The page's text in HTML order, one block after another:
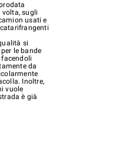
volta, sugli
usati e
si
le bande
da
Inoltre,
vuole
è già